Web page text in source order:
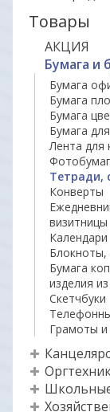
Товары
АКЦИЯ
Бумага и
Бумага
Бумага
Бумага
Бумага
Лента для
Тетради,
Конверты
визитницы
Календари
Блокноты,
Бумага
изделия
Скетчбуки
Грамоты и